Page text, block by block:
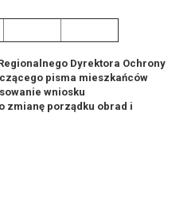
Dyrektora Ochrony
pisma mieszkańców
wniosku
zmianę porządku obrad i